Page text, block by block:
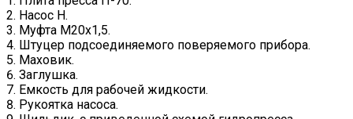
Насос Н.
Муфта М20х1,5.
Штуцер подсоединяемого поверяемого прибора.
Маховик.
Заглушка.
Емкость для рабочей жидкости.
Рукоятка насоса.